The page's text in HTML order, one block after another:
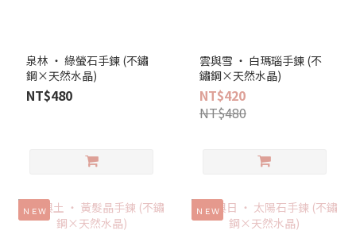
泉林 ‧ 綠螢石手鍊 (不鏽
鋼×天然水晶)
NT$480
雲與雪 ‧ 白瑪瑙手鍊 (不
鏽鋼×天然水晶)
NT$420
NT$480
ＮＥＷ ＮＥＷ